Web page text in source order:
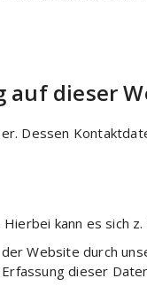
dieser
Dessen
kann es sich
Website durch
dieser